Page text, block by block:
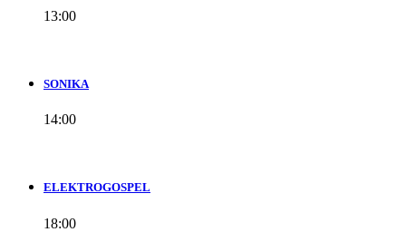
13:00
SONIKA
14:00
ELEKTROGOSPEL
18:00